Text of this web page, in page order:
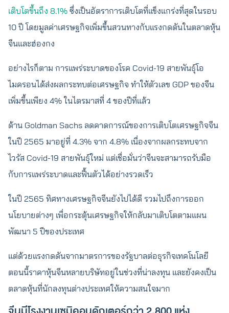
เติบโตขึ้นถึง 8.1% ซึ่งเป็นอัตราการเติบโตที่แข็งแกร่งที่สุดในรอบ
10 ปี โดยมูลค่าเศรษฐกิจเพิ่มขึ้นสวนทางกับแรงกดดันในตลาดหุ้น
จีนและฮ่องกง
อย่างไรก็ตาม การแพร่ระบาดของโรค Covid-19 สายพันธุ์โอ
ไมครอนได้ส่งผลกระทบต่อเศรษฐกิจ ทำให้ตัวเลข GDP ของจีน
เพิ่มขึ้นเพียง 4% ในไตรมาสที่ 4 ของปีที่แล้ว
ด้าน Goldman Sachs ลดคาดการณ์ของการเติบโตเศรษฐกิจจีน
ในปี 2565 มาอยู่ที่ 4.3% จาก 4.8% เนื่องจากผลกระทบจาก
ไวรัส Covid-19 สายพันธุ์ใหม่ แต่เชื่อมั่นว่าจีนจะสามารถรับมือ
กับการแพร่ระบาดและฟื้นตัวได้อย่างรวดเร็ว
ในปี 2565 ทิศทางเศรษฐกิจจีนยังไปได้ดี รวมไปถึงการออก
นโยบายต่างๆ เพื่อกระตุ้นเศรษฐกิจให้กลับมาเติบโตตามแผน
พัฒนา 5 ปีของประเทศ
แต่ด้วยแรงกดดันจากมาตรการของรัฐบาลต่อธุรกิจเทคโนโลยี
ตอนนี้ราคาหุ้นจีนหลายบริษัทอยู่ในช่วงที่น่าลงทุน และยังคงเป็น
ตลาดหุ้นที่นักลงทุนต่างประเทศให้ความสนใจมาก